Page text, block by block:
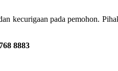
kecurigaan pada pemohon.
8883